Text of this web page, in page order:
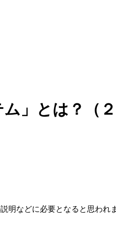
」とは？（
などに必要となると思わ